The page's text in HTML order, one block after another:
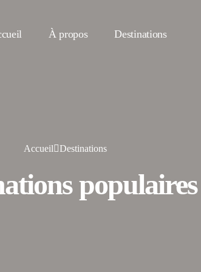
À propos Destinations
Accueil Destinations
populaires